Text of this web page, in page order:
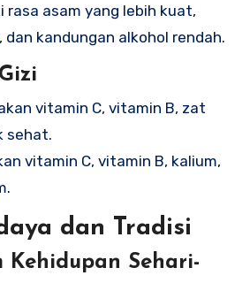
rasa asam yang lebih kuat,
kandungan alkohol rendah.
vitamin C, vitamin B, zat
sehat.
vitamin C, vitamin B, kalium,
dan Tradisi
Kehidupan Sehari-